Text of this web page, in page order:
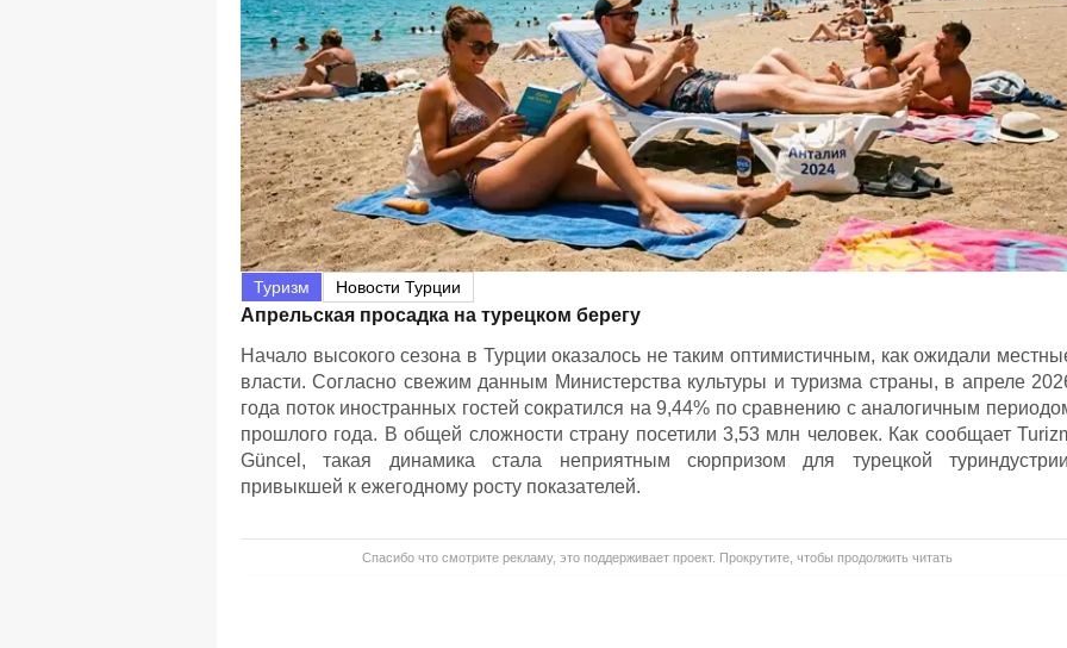
Туризм Новости Турции
Апрельская просадка на турецком берегу
Начало высокого сезона в Турции оказалось не таким оптимистичным, как ожидали
власти. Согласно свежим данным Министерства культуры и туризма страны, в апреле
года поток иностранных гостей сократился на 9,44% по сравнению с аналогичным
прошлого года. В общей сложности страну посетили 3,53 млн человек. Как сообщает
Güncel, такая динамика стала неприятным сюрпризом для турецкой
привыкшей к ежегодному росту показателей.
Спасибо что смотрите рекламу, это поддерживает проект. Прокрутите, чтобы продолжить читать